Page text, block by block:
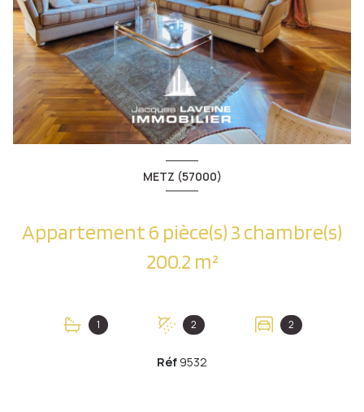
METZ (57000)
Appartement 6 pièce(s) 3 chambre(s)
200.2 m²
1 2 2
Réf 9532